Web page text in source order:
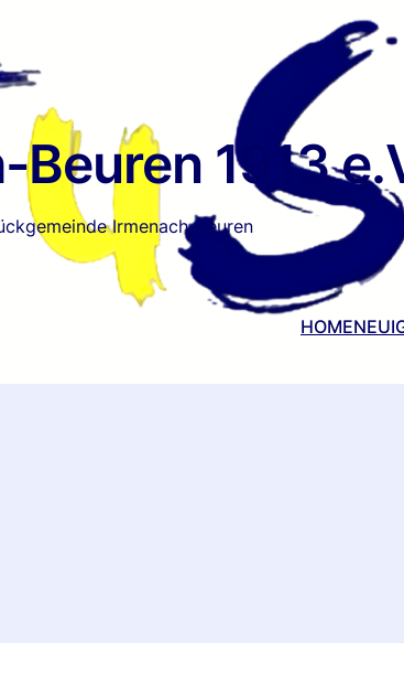
1913
Irmenach-Beuren
HOME